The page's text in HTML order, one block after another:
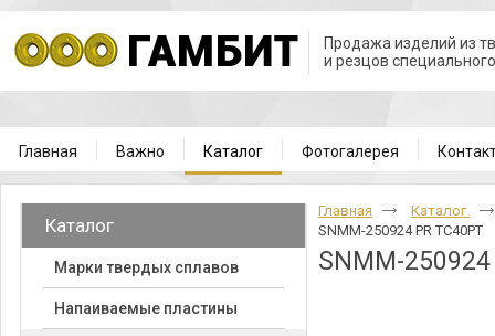
Продажа изделий из
и резцов
Главная Важно Каталог Фотогалерея
Каталог
Марки твердых сплавов
Напаиваемые пластины
Главная
Каталог
SNMM-250924 PR TC40PT
SNMM-